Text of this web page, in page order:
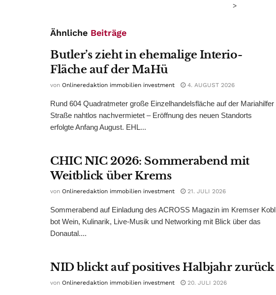
>
Ähnliche Beiträge
Butler’s zieht in ehemalige Interio-
Fläche auf der MaHü
von Onlineredaktion immobilien investment 4. AUGUST 2026
Rund 604 Quadratmeter große Einzelhandelsfläche auf der Mariahilfer
Straße nahtlos nachvermietet – Eröffnung des neuen Standorts
erfolgte Anfang August. EHL...
CHIC NIC 2026: Sommerabend mit
Weitblick über Krems
von Onlineredaktion immobilien investment 21. JULI 2026
Sommerabend auf Einladung des ACROSS Magazin im Kremser Kobl
bot Wein, Kulinarik, Live-Musik und Networking mit Blick über das
Donautal....
NID blickt auf positives Halbjahr zurück
von Onlineredaktion immobilien investment 20. JULI 2026